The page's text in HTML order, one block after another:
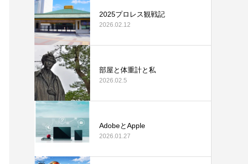
2025プロレス観戦記
2026.02.12
部屋と体重計と私
2026.02.5
AdobeとApple
2026.01.27